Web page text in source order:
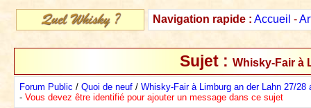
Navigation rapide : Accueil -
Sujet : Whisky-Fair à
Forum Public / Quoi de neuf / Whisky-Fair à Limburg an der Lahn 27/28
- Vous devez être identifié pour ajouter un message dans ce sujet